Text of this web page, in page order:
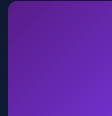
Yapay Zeka Sesli